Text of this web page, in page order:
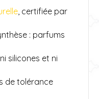
, certifiée par
: parfums
silicones et ni
de tolérance